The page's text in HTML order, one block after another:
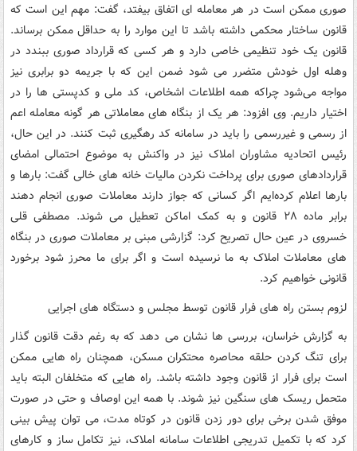
صوری ممکن است در هر معامله ای اتفاق بیفتد، گفت: مهم این است که
قانون ساختار محکمی داشته باشد تا این موارد را به حداقل ممکن برساند.
قانون یک خود تنظیمی خاصی دارد و هر کسی که قرارداد صوری ببندد در
وهله اول خودش متضرر می شود ضمن این که با جریمه دو برابری نیز
مواجه می‌شود چراکه همه اطلاعات اشخاص، کد ملی و کدپستی ها را در
اختیار داریم. وی افزود: هر یک از بنگاه های معاملاتی هر گونه معامله اعم
از رسمی و غیررسمی را باید در سامانه کد رهگیری ثبت کنند. در این حال،
رئیس اتحادیه مشاوران املاک نیز در واکنش به موضوع احتمالی امضای
قراردادهای صوری برای پرداخت نکردن مالیات خانه های خالی گفت: بارها و
بارها اعلام کرده‌ایم اگر کسانی که جواز دارند معاملات صوری انجام دهند
برابر ماده ۲۸ قانون و به کمک اماکن تعطیل می شوند. مصطفی قلی
خسروی در عین حال تصریح کرد: گزارشی مبنی بر معاملات صوری در بنگاه
های معاملات املاک به ما نرسیده است و اگر برای ما محرز شود برخورد
قانونی خواهیم کرد.
لزوم بستن راه های فرار قانون توسط مجلس و دستگاه های اجرایی
به گزارش خراسان، بررسی ها نشان می دهد که به رغم دقت قانون گذار
برای تنگ کردن حلقه محاصره محتکران مسکن، همچنان راه هایی ممکن
است برای فرار از قانون وجود داشته باشد. راه هایی که متخلفان البته باید
متحمل ریسک های سنگین نیز شوند. با همه این اوصاف و حتی در صورت
موفق شدن برخی برای دور زدن قانون در کوتاه مدت، می توان پیش بینی
کرد که با تکمیل تدریجی اطلاعات سامانه املاک، نیز تکامل ساز و کارهای